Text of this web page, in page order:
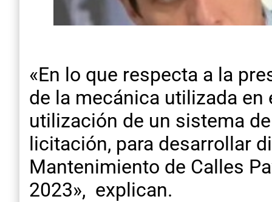
«En lo que respecta a la
de la mecánica utilizada
utilización de un sistema
licitación, para desarrollar
Mantenimiento de Calles
2023», explican.